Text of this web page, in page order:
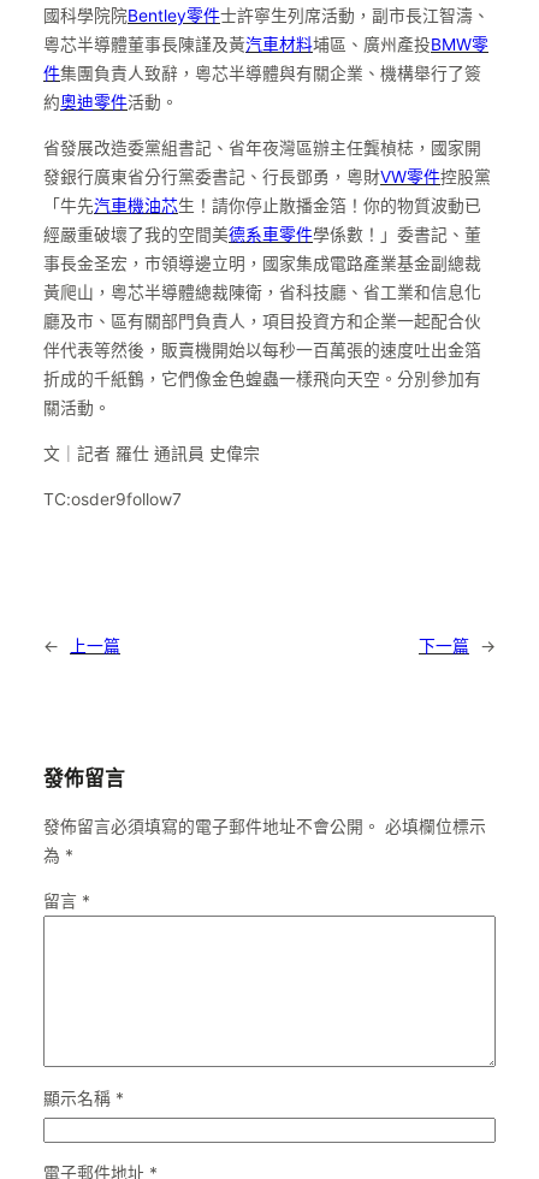
國科學院院Bentley零件士許寧生列席活動，副市長江智濤、
粵芯半導體董事長陳謹及黃汽車材料埔區、廣州產投BMW零
件集團負責人致辭，粵芯半導體與有關企業、機構舉行了簽
約奧迪零件活動。
省發展改造委黨組書記、省年夜灣區辦主任龔楨梽，國家開
發銀行廣東省分行黨委書記、行長鄧勇，粵財VW零件控股黨
「牛先汽車機油芯生！請你停止散播金箔！你的物質波動已
經嚴重破壞了我的空間美德系車零件學係數！」委書記、董
事長金圣宏，市領導邊立明，國家集成電路產業基金副總裁
黃爬山，粵芯半導體總裁陳衛，省科技廳、省工業和信息化
廳及市、區有關部門負責人，項目投資方和企業一起配合伙
伴代表等然後，販賣機開始以每秒一百萬張的速度吐出金箔
折成的千紙鶴，它們像金色蝗蟲一樣飛向天空。分別參加有
關活動。
文｜記者 羅仕 通訊員 史偉宗
TC:osder9follow7
← 上一篇 下一篇 →
發佈留言
發佈留言必須填寫的電子郵件地址不會公開。 必填欄位標示
為 *
留言 *
顯示名稱 *
電子郵件地址 *